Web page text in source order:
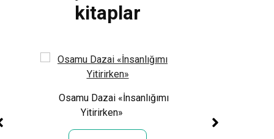
kitaplar
Osamu Dazai «İnsanlığımı
Yitirirken»